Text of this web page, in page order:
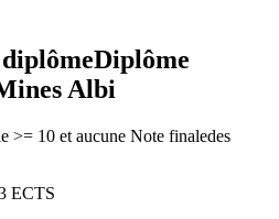
Diplôme
Albi
>= 10 et aucune Note finaledes
ECTS